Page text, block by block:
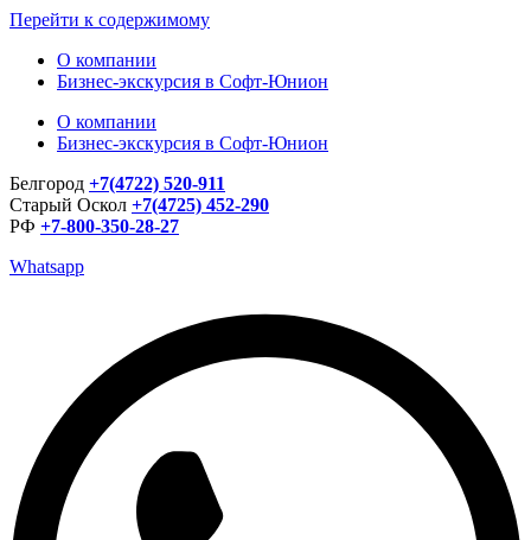
Перейти к содержимому
О компании
Бизнес-экскурсия в Софт-Юнион
О компании
Бизнес-экскурсия в Софт-Юнион
Белгород +7(4722) 520-911
Старый Оскол +7(4725) 452-290
РФ +7-800-350-28-27
Whatsapp